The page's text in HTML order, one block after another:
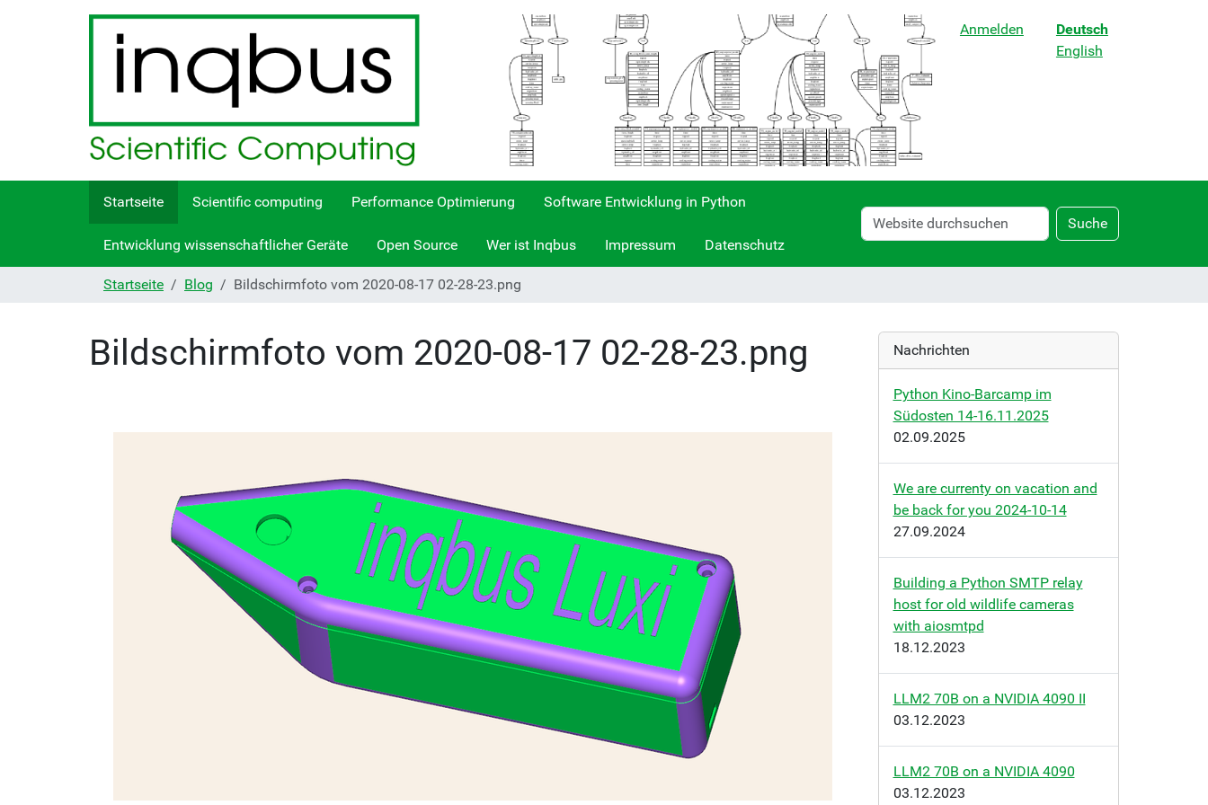
Anmelden
Deutsch
English
Startseite Scientific computing Performance Optimierung Software Entwicklung in Python
Entwicklung wissenschaftlicher Geräte Open Source Wer ist Inqbus Impressum Datenschutz
Website
durchsuchen
Suche
Erweiterte
Suche…
Startseite Blog Bildschirmfoto vom 2020-08-17 02-28-23.png
Bildschirmfoto vom 2020-08-17 02-28-23.png Nachrichten
Python Kino-Barcamp im
Südosten 14-16.11.2025
02.09.2025
We are currenty on vacation and
be back for you 2024-10-14
27.09.2024
Building a Python SMTP relay
host for old wildlife cameras
with aiosmtpd
18.12.2023
LLM2 70B on a NVIDIA 4090 II
03.12.2023
LLM2 70B on a NVIDIA 4090
03.12.2023